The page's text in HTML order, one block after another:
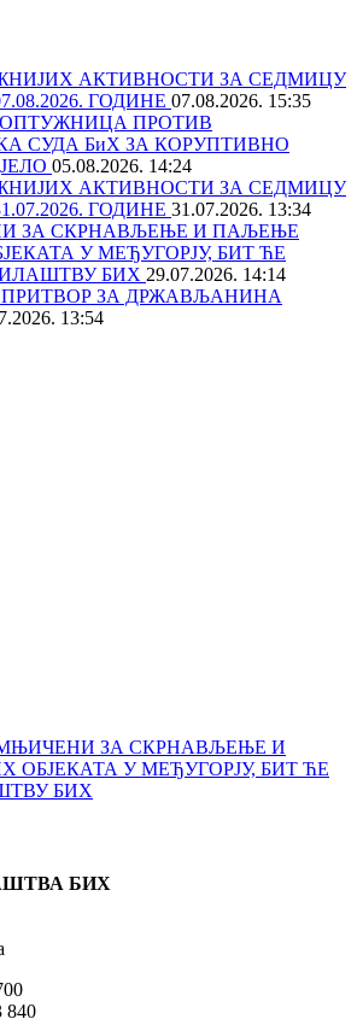
АКТИВНОСТИ ЗА СЕДМИЦУ
ГОДИНЕ 07.08.2026. 15:35
ПРОТИВ
СУДА БиХ ЗА КОРУПТИВНО
05.08.2026. 14:24
АКТИВНОСТИ ЗА СЕДМИЦУ
ГОДИНЕ 31.07.2026. 13:34
ЗА СКРНАВЉЕЊЕ И ПАЉЕЊЕ
У МЕЂУГОРЈУ, БИТ ЋЕ
БИХ 29.07.2026. 14:14
ЗА ДРЖАВЉАНИНА
13:54
БИХ
840